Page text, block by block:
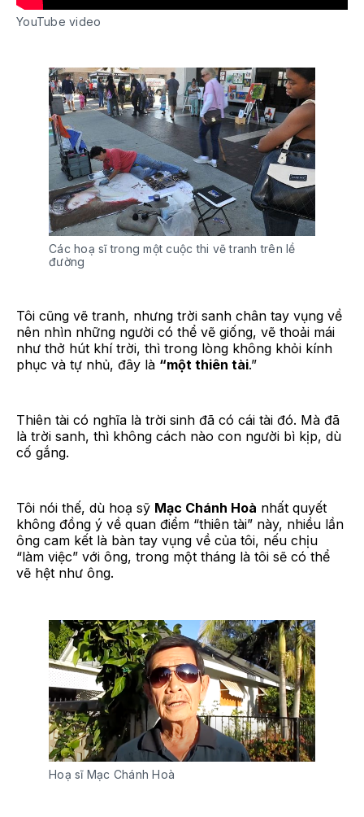
YouTube video
Các hoạ sĩ trong một cuộc thi vẽ tranh trên lề
đường
Tôi cũng vẽ tranh, nhưng trời sanh chân tay vụng về
nên nhìn những người có thể vẽ giống, vẽ thoải mái
như thở hút khí trời, thì trong lòng không khỏi kính
phục và tự nhủ, đây là “một thiên tài.”
Thiên tài có nghĩa là trời sinh đã có cái tài đó. Mà đã
là trời sanh, thì không cách nào con người bì kịp, dù
cố gắng.
Tôi nói thế, dù hoạ sỹ Mạc Chánh Hoà nhất quyết
không đồng ý về quan điểm “thiên tài” này, nhiều lần
ông cam kết là bàn tay vụng về của tôi, nếu chịu
“làm việc” với ông, trong một tháng là tôi sẽ có thể
vẽ hệt như ông.
Hoạ sĩ Mạc Chánh Hoà